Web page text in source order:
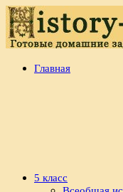
Перейти
к
содержимому
history-
ГотовыеГлавная
5 класс